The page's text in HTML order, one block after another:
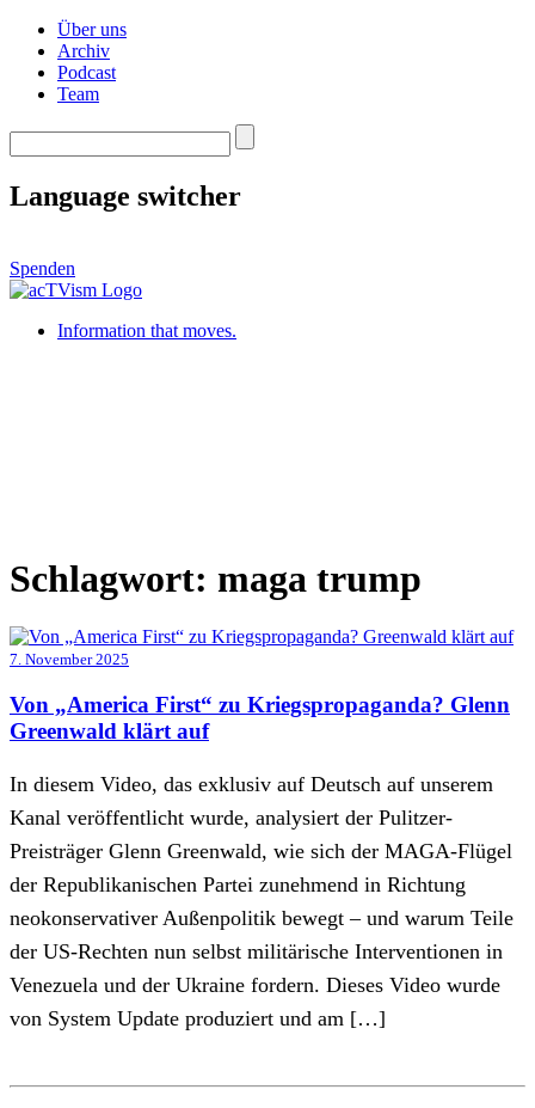
Über uns
Archiv
Podcast
Team
Language switcher
Spenden
Information that moves.
Schlagwort: maga trump
7. November 2025
Von „America First“ zu Kriegspropaganda? Glenn
Greenwald klärt auf
In diesem Video, das exklusiv auf Deutsch auf unserem
Kanal veröffentlicht wurde, analysiert der Pulitzer-
Preisträger Glenn Greenwald, wie sich der MAGA-Flügel
der Republikanischen Partei zunehmend in Richtung
neokonservativer Außenpolitik bewegt – und warum Teile
der US-Rechten nun selbst militärische Interventionen in
Venezuela und der Ukraine fordern. Dieses Video wurde
von System Update produziert und am […]